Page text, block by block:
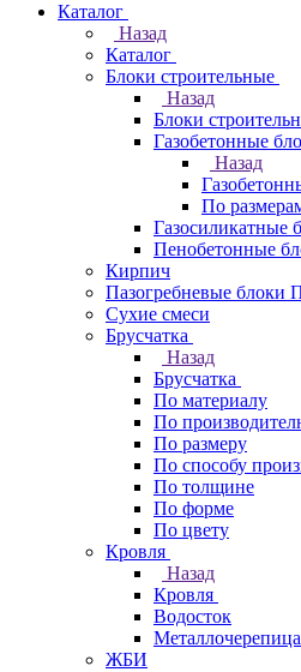
Каталог
Назад
Каталог
Блоки строительные
Назад
Блоки
Газобетонные
Назад
По
Газосиликатные
Пенобетонные
Кирпич
Пазогребневые блоки
Сухие смеси
Брусчатка
Назад
Брусчатка
По материалу
По
По размеру
По способу
По толщине
По форме
По цвету
Кровля
Назад
Кровля
Водосток
Металлочерепица
ЖБИ